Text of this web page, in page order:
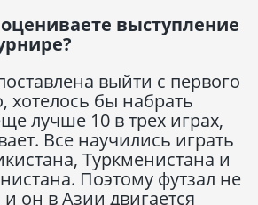
выступление
выйти с первого
хотелось бы набрать
лучше 10 в трех играх,
Все научились играть
Туркменистана и
Поэтому футзал не
и он в Азии двигается